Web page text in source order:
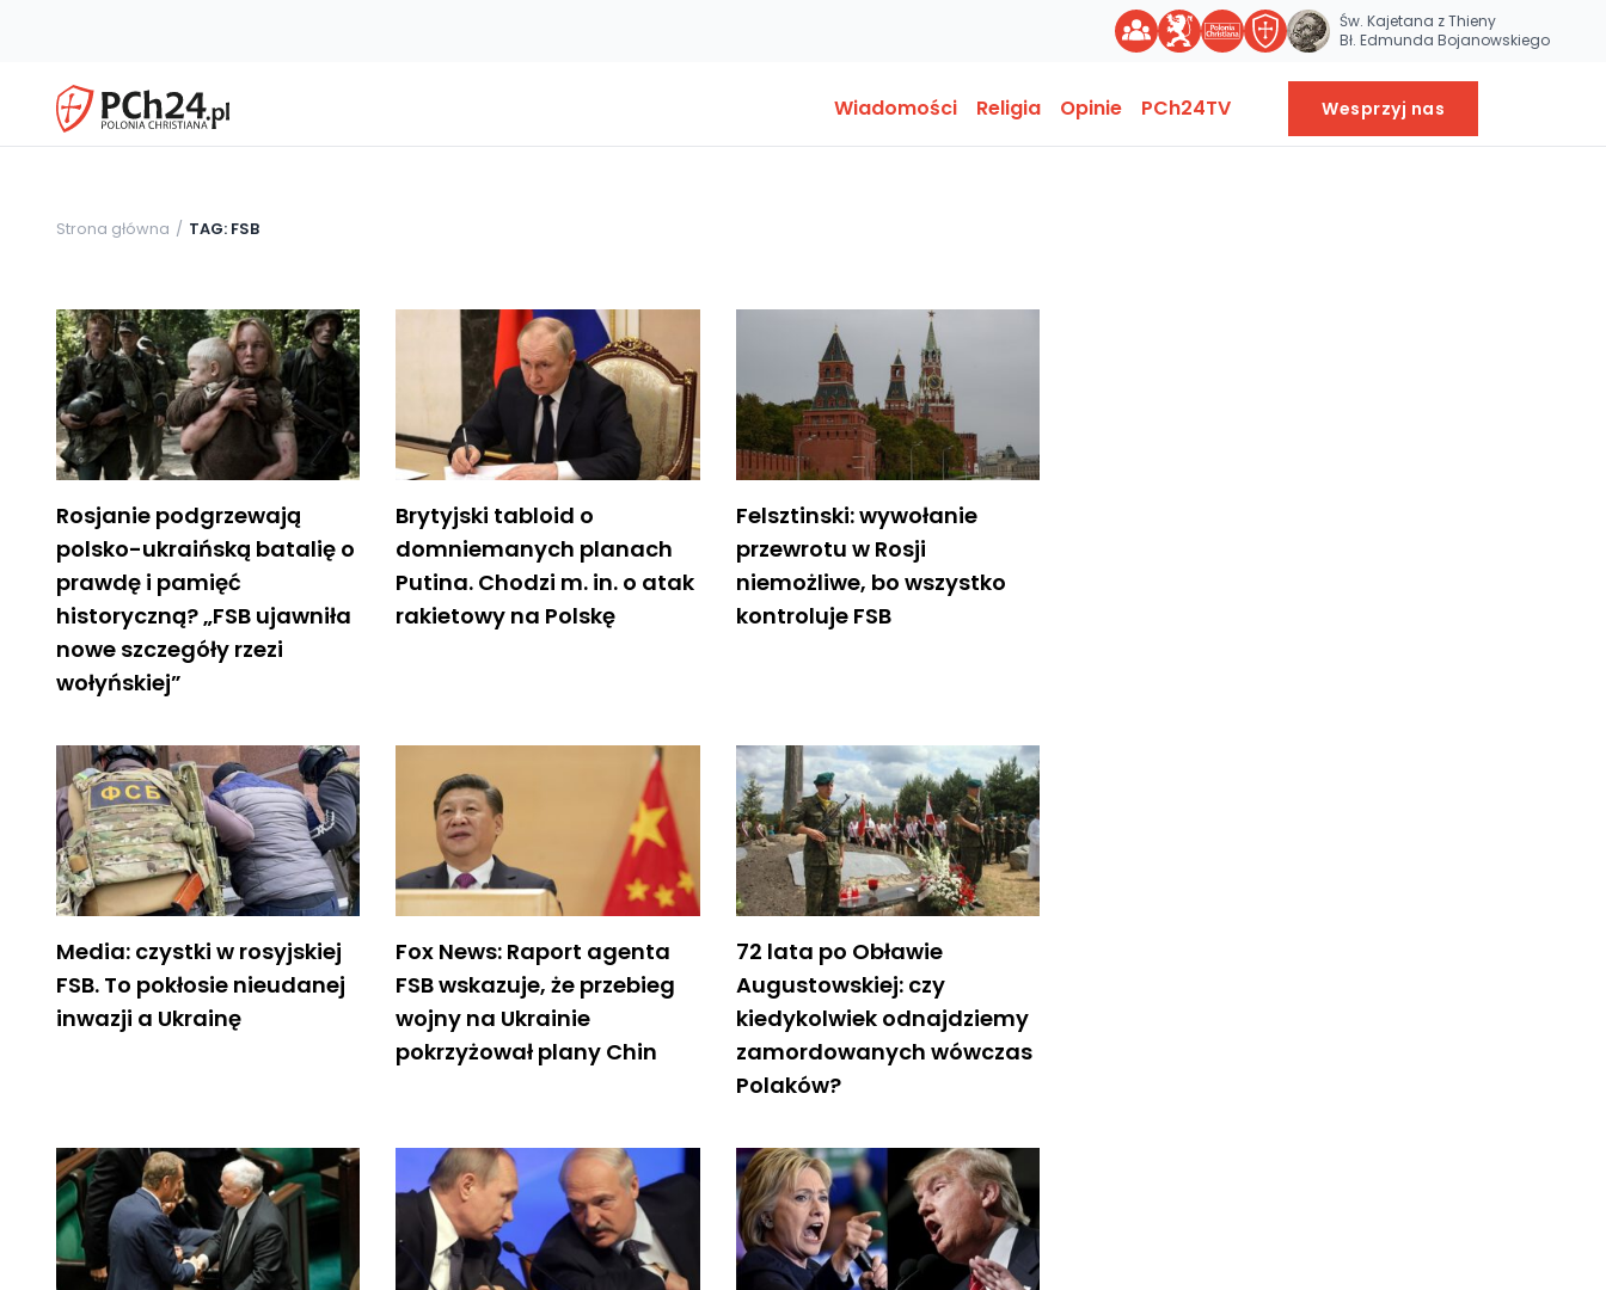
Św. Kajetana z Thieny
Bł. Edmunda Bojanowskiego
Wiadomości Religia Opinie PCh24TV Wesprzyj nas
Strona główna TAG: FSB
Rosjanie podgrzewają
polsko-ukraińską batalię o
prawdę i pamięć
historyczną? „FSB ujawniła
nowe szczegóły rzezi
wołyńskiej”
Brytyjski tabloid o
domniemanych planach
Putina. Chodzi m. in. o atak
rakietowy na Polskę
Felsztinski: wywołanie
przewrotu w Rosji
niemożliwe, bo wszystko
kontroluje FSB
Media: czystki w rosyjskiej
FSB. To pokłosie nieudanej
inwazji a Ukrainę
Fox News: Raport agenta
FSB wskazuje, że przebieg
wojny na Ukrainie
pokrzyżował plany Chin
72 lata po Obławie
Augustowskiej: czy
kiedykolwiek odnajdziemy
zamordowanych wówczas
Polaków?